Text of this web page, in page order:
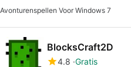
Avonturenspellen Voor Windows 7
BlocksCraft2D
4.8 Gratis